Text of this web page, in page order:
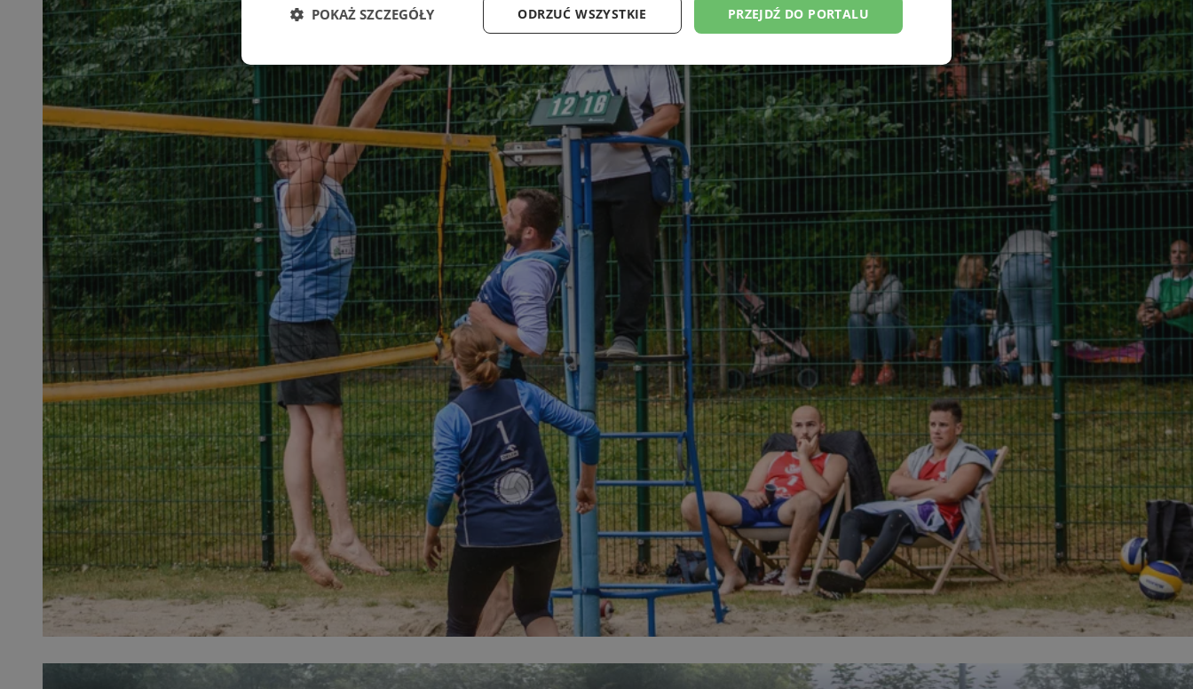
PRZEJDŹ DO PORTALU
ODRZUĆ WSZYSTKIE
POKAŻ SZCZEGÓŁY
Niezbędne Wydajność Targetowanie Funkcjonalność Niesklasyfikowane
Niezbędne Wydajność Targetowanie Funkcjonalność Niesklasyfikowane
Niezbędne pliki cookie umożliwiają korzystanie z podstawowych funkcji strony internetowej, takich jak logowanie użytkownika i
zarządzanie kontem. Bez niezbędnych plików cookie nie można prawidłowo korzystać ze strony internetowej.
Nazwa Provider/Domena
Okres
przechowywania
Opis
QeSessID mojchorzow.pl
Ten plik cookie przechowuje identyfikator sesji.
MvSessID
mojchorzow.pl 1 rok
Ten plik cookie przechowuje identyfikator sesji.
SessID
mojchorzow.pl 1 rok
Ten plik cookie przechowuje identyfikator sesji.
CookieScriptConsent
CookieScript
mojchorzow.pl
4 tygodnie 2 dni
Ten plik cookie jest używany przez usługę Cookie-
Script.com do zapamiętywania preferencji
dotyczących zgody użytkownika na pliki cookie.
Jest to konieczne, aby baner cookie Cookie-
Script.com działał poprawnie.
Cloudflare Inc.
.temu.com
29 minut 53
sekundy
Ten plik cookie służy do rozróżniania ludzi i
botów. Jest to korzystne dla strony internetowej,
ponieważ umożliwia tworzenie ważnych raportów
na temat korzystania z jej witryny internetowej.
VISITOR_PRIVACY_METADATA
YouTube
.youtube.com
5 miesięcy 4
tygodnie
Ten plik cookie przechowuje informacje o zgodzie
użytkownika oraz jego preferencjach dotyczących
prywatności podczas korzystania z witryny.
Rejestruje wybory dotyczące polityki prywatności
i ustawień zgody, zapewniając ich przestrzeganie
w kolejnych wizytach. Dzięki temu użytkownik nie
musi ponownie konfigurować swoich preferencji,
co zwiększa wygodę i zgodność z regulacjami
ochrony danych.
bh.contextweb.com
równoważenia obciążenia w celu optymalizacji
Google Privacy Policy